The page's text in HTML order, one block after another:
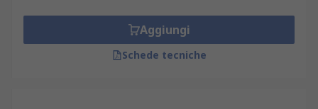
Aggiungi
Schede tecniche